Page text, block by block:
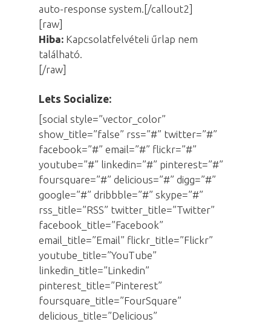
auto-response system.[/callout2]
[raw]
Hiba: Kapcsolatfelvételi űrlap nem
található.
[/raw]
Lets Socialize:
[social style=”vector_color”
show_title=”false” rss=”#” twitter=”#”
facebook=”#” email=”#” flickr=”#”
youtube=”#” linkedin=”#” pinterest=”#”
foursquare=”#” delicious=”#” digg=”#”
google=”#” dribbble=”#” skype=”#”
rss_title=”RSS” twitter_title=”Twitter”
facebook_title=”Facebook”
email_title=”Email” flickr_title=”Flickr”
youtube_title=”YouTube”
linkedin_title=”Linkedin”
pinterest_title=”Pinterest”
foursquare_title=”FourSquare”
delicious_title=”Delicious”